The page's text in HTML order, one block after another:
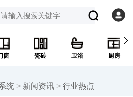
窗 瓷砖 卫浴 厨房
统 > 新闻资讯 > 行业热点